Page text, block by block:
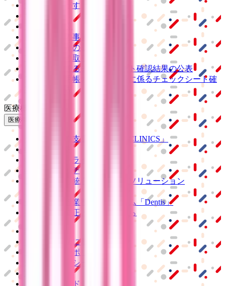
症状からさがす
ビデオ通話の事前テスト
セキュリティの取り組み
安心安全への取り組み
PHR指針に係るチェックシート確認結果の公表
電子版お薬手帳ガイドラインに係るチェックシート確
医療機関の方
医療機関の方
支援システム
「CLINICS」
CLINICSオンライン診療
CLINICSカルテ
調剤薬局向け統合型クラウドソリューション
クラウド歯科業務
支援システム
「Dentis」
掲載情報の修正・削除はこちら
特定商取引法に基づく表記
プライバシーポリシー
外部送信ポリシー
ロゴ利用ガイドライン